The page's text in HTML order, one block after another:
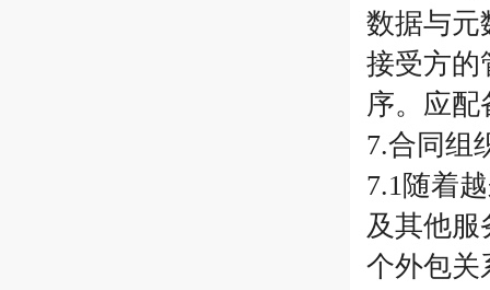
数据与元
接受方的
序。应
7.合同组
7.1随着
及其他服
个外包关